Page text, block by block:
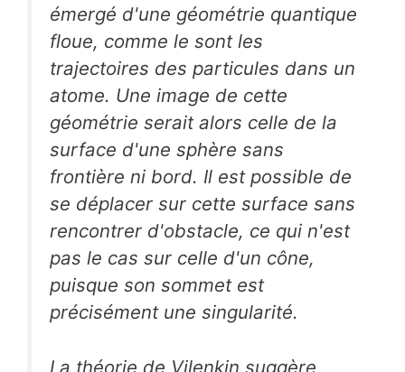
émergé d'une géométrie quantique
floue, comme le sont les
trajectoires des particules dans un
atome. Une image de cette
géométrie serait alors celle de la
surface d'une sphère sans
frontière ni bord. Il est possible de
se déplacer sur cette surface sans
rencontrer d'obstacle, ce qui n'est
pas le cas sur celle d'un cône,
puisque son sommet est
précisément une singularité.
La théorie de Vilenkin suggère